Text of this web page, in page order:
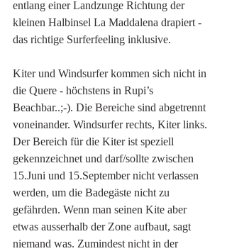
entlang einer Landzunge Richtung der
kleinen Halbinsel La Maddalena drapiert -
das richtige Surferfeeling inklusive.
Kiter und Windsurfer kommen sich nicht in
die Quere - höchstens in Rupi’s
Beachbar..;-). Die Bereiche sind abgetrennt
voneinander. Windsurfer rechts, Kiter links.
Der Bereich für die Kiter ist speziell
gekennzeichnet und darf/sollte zwischen
15.Juni und 15.September nicht verlassen
werden, um die Badegäste nicht zu
gefährden. Wenn man seinen Kite aber
etwas ausserhalb der Zone aufbaut, sagt
niemand was. Zumindest nicht in der